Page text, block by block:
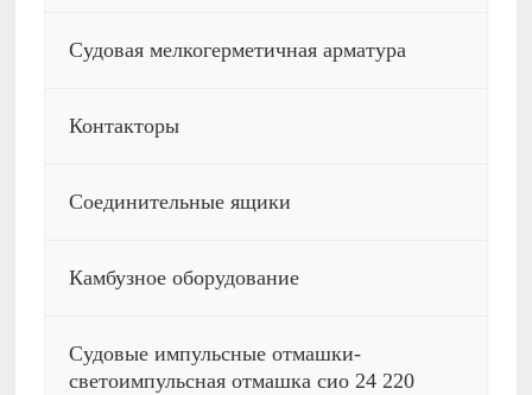
Судовая мелкогерметичная арматура
Контакторы
Соединительные ящики
Камбузное оборудование
Судовые импульсные отмашки-
светоимпульсная отмашка сио 24 220